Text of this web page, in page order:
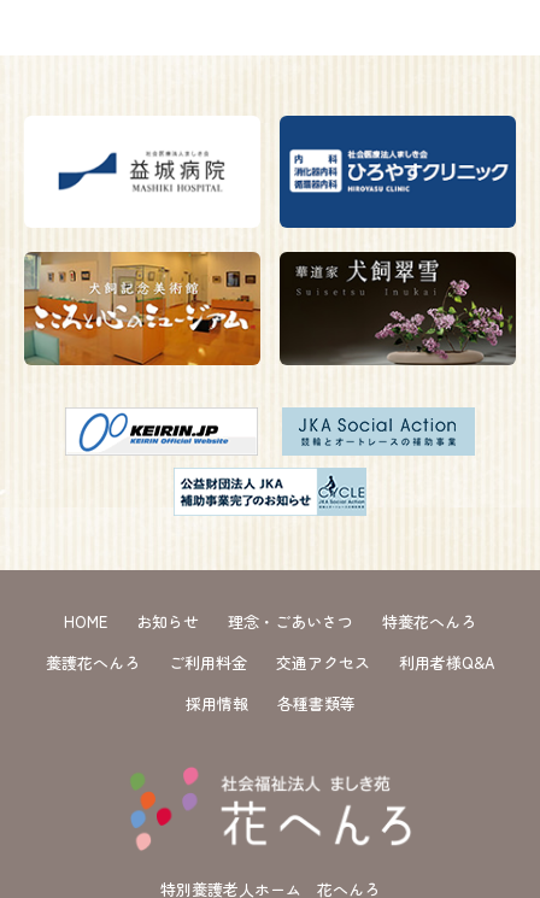
HOME お知らせ 理念・ごあいさつ
特養花へんろ
養護花へんろ
ご利用料金 交通アクセス
利用者様Q&A
採用情報
各種書類等
特別養護老人ホーム 花へんろ